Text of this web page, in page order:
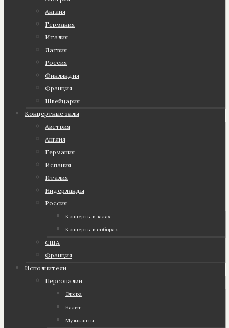
Англия
Германия
Италия
Латвия
Россия
Финляндия
Франция
Швейцария
Концертные залы
Австрия
Англия
Германия
Испания
Италия
Нидерланды
Россия
Концерты в залах
Концерты в соборах
США
Франция
Исполнители
Персоналии
Опера
Балет
Музыканты